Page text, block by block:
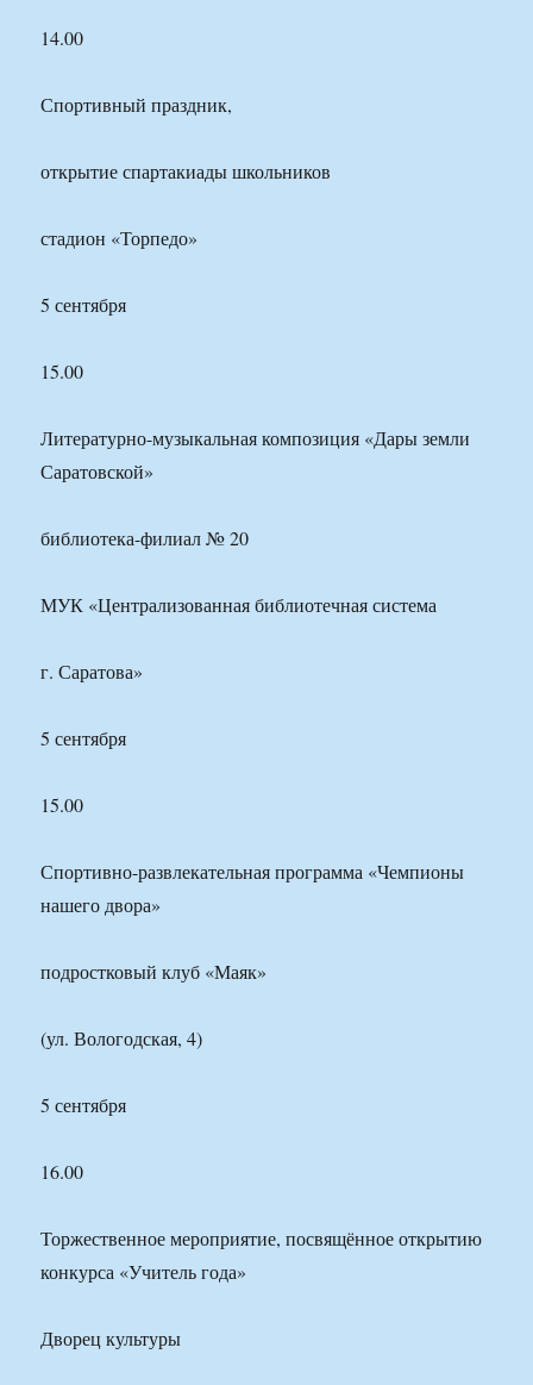
14.00
Спортивный праздник,
открытие спартакиады школьников
стадион «Торпедо»
5 сентября
15.00
Литературно-музыкальная композиция «Дары земли
Саратовской»
библиотека-филиал № 20
МУК «Централизованная библиотечная система
г. Саратова»
5 сентября
15.00
Спортивно-развлекательная программа «Чемпионы
нашего двора»
подростковый клуб «Маяк»
(ул. Вологодская, 4)
5 сентября
16.00
Торжественное мероприятие, посвящённое открытию
конкурса «Учитель года»
Дворец культуры